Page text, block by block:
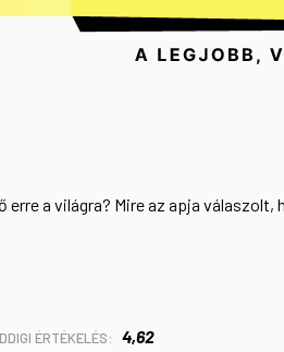
a világra? Mire az apja válaszolt,
ÉRTÉKELÉS: 4,62